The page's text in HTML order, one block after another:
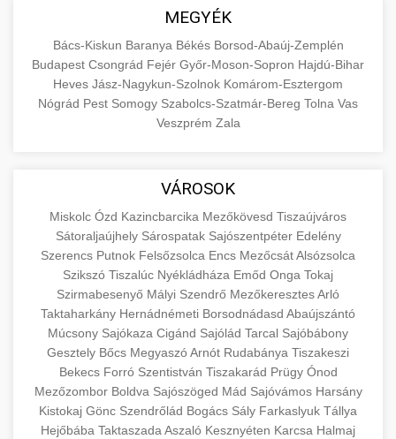
aimarketingugynokseg.hu
digitális ügynökségi szolgáltatások
legjobb modelleket, funkciókat és árakat
megalapozott vásárlási döntéshez.
Legjobb Modellek Megtekintése
🔗 4. Prémium Linképítés
Magas minőségű backlink beszerzési
szolgáltatások webhelye autoritásának és
keresőmotoros rangsorolásának növeléséhez.
Csak fehér kalapú technikák.
minőségi backlink szolgáltatás
📦 5. Termékek és
Szolgáltatások
+
közgazdaságtanban és az üzleti életben.
Ismerje meg a terméktípusokat és szolgáltatási
kategóriákat.
en.wikipedia.org gazdasági koncepciók
Információk az EU finanszírozási
lehetőségeiről, pályázatokról és pénzügyi
támogatási programokról. Maradjon tájékozott
a vállalkozások és projektek számára elérhető
forrásokról.
kozter.com - EU-s pénzek
EU pályázati programok
🚀 7. SEO Ügynökség +
Szakértő keresőmotor-optimalizálási
szolgáltatások webhelye láthatóságának és
organikus forgalmának javításához. Technikai
SEO, tartalom optimalizálás és még sok más.
onlinemarketing101.biz
keresési optimalizálási szakértők
💎 8. Mellplasztika +
Professzionális mellnagyobbítási szolgáltatások
tapasztalt sebészekkel. Tudjon meg többet az
eljárásokról, a gyógyulásról és a konzultációs
lehetőségekről az esztétikai fejlesztéshez.
✨ 9. Hasplasztika +
Szakértő hasplasztikai eljárások laposabb,
MEGYÉK
Bács-Kiskun Baranya Békés Borsod-Abaúj-Zemplén
Budapest Csongrád Fejér Győr-Moson-Sopron Hajdú-Bihar
Heves Jász-Nagykun-Szolnok Komárom-Esztergom
Nógrád Pest Somogy Szabolcs-Szatmár-Bereg Tolna Vas
Veszprém Zala
VÁROSOK
Miskolc Ózd Kazincbarcika Mezőkövesd Tiszaújváros
Sátoraljaújhely Sárospatak Sajószentpéter Edelény
Szerencs Putnok Felsőzsolca Encs MezőcsátAlsózsolca
Szikszó Tiszalúc Nyékládháza Emőd Onga Tokaj
Szirmabesenyő Mályi Szendrő MezőkeresztesArló
Taktaharkány Hernádnémeti Borsodnádasd Abaújszántó
Múcsony Sajókaza Cigánd Sajólád Tarcal Sajóbábony
Gesztely Bőcs MegyaszóArnót Rudabánya Tiszakeszi
Bekecs Forró Szentistván Tiszakarád Prügy Ónod
Mezőzombor Boldva Sajószöged Mád Sajóvámos Harsány
Kistokaj Gönc Szendrőlád Bogács Sály Farkaslyuk Tállya
Hejőbába Taktaszada Aszaló Kesznyéten Karcsa Halmaj